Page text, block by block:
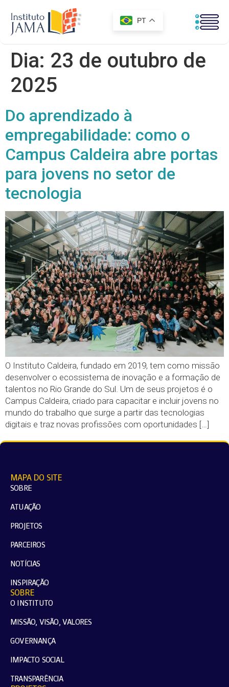
PT
Dia: 23 de outubro de
2025
Do aprendizado à
empregabilidade: como o
Campus Caldeira abre portas
para jovens no setor de
tecnologia
O Instituto Caldeira, fundado em 2019, tem como missão
desenvolver o ecossistema de inovação e a formação de
talentos no Rio Grande do Sul. Um de seus projetos é o
Campus Caldeira, criado para capacitar e incluir jovens no
mundo do trabalho que surge a partir das tecnologias
digitais e traz novas profissões com oportunidades […]
MAPA DO SITE
SOBRE
ATUAÇÃO
PROJETOS
PARCEIROS
NOTÍCIAS
INSPIRAÇÃO
SOBRE
O INSTITUTO
MISSÃO, VISÃO, VALORES
GOVERNANÇA
IMPACTO SOCIAL
TRANSPARÊNCIA